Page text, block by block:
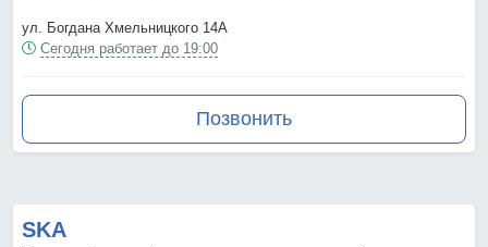
ул. Богдана Хмельницкого 14А
Сегодня работает до 19:00
Позвонить
SKA